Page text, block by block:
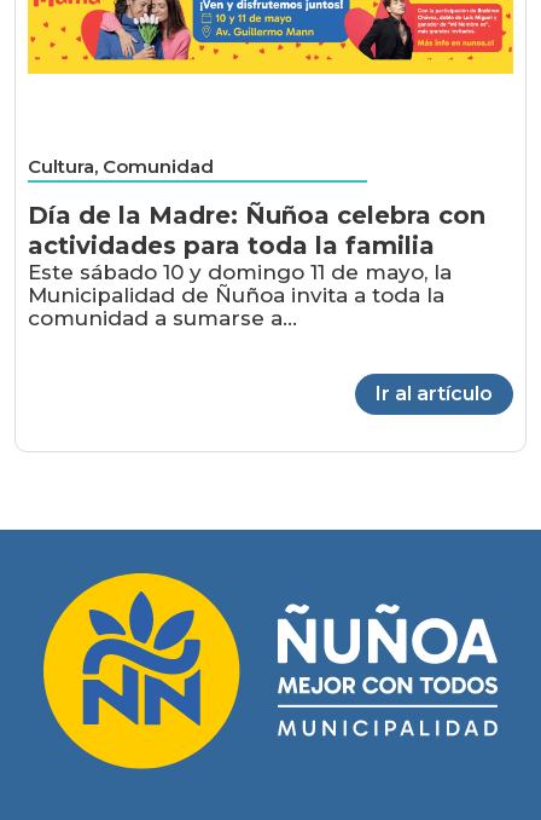
Cultura, Comunidad
Día de la Madre: Ñuñoa celebra con
actividades para toda la familia
Este sábado 10 y domingo 11 de mayo, la
Municipalidad de Ñuñoa invita a toda la
comunidad a sumarse a...
Ir al artículo